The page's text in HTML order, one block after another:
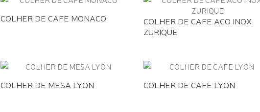
COLHER DE CAFE MONACO
COLHER DE CAFE ACO INOX
ZURIQUE
COLHER DE MESA LYON COLHER DE CAFE LYON